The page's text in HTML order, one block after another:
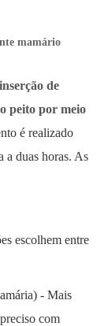
mamário
de
peito por meio
é realizado
a duas horas. As
escolhem entre
- Mais
com